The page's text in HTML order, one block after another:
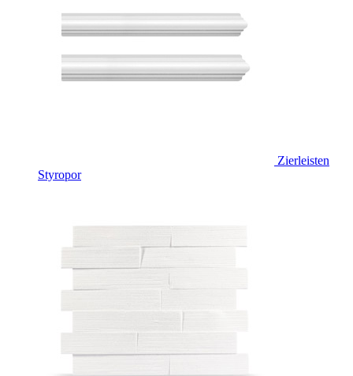
Zierleisten
Styropor